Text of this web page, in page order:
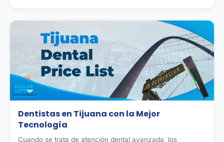
Dentistas en Tijuana con la Mejor
Tecnología
Cuando se trata de atención dental avanzada, los